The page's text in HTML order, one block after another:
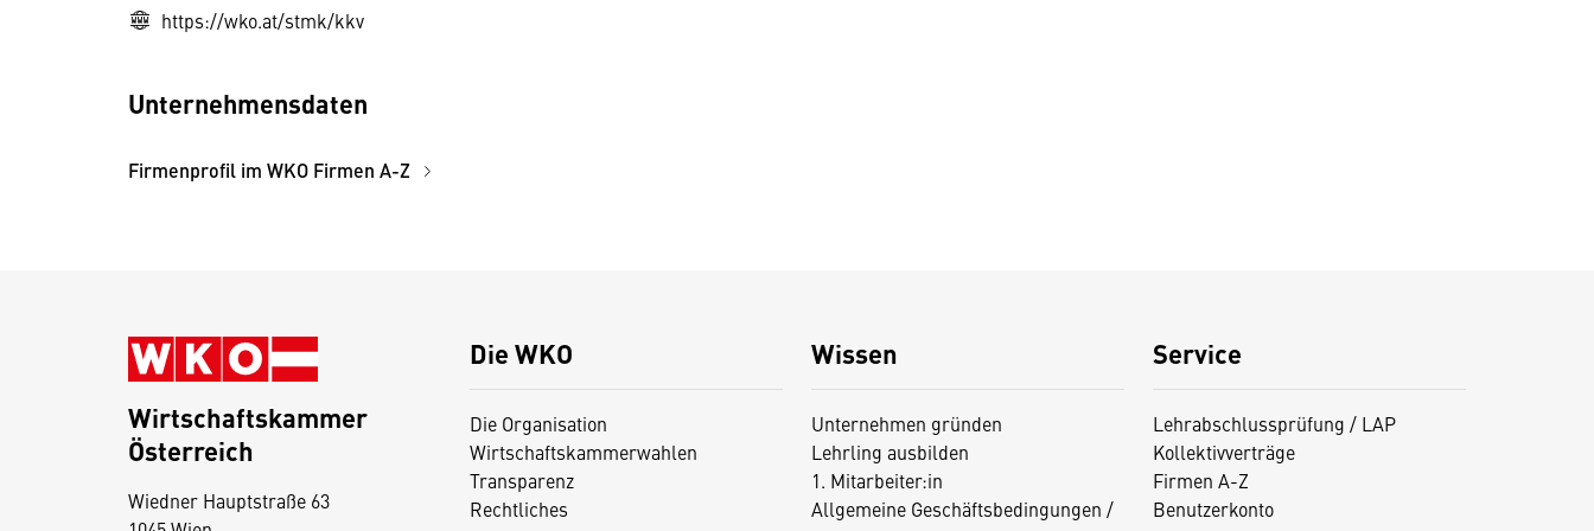
https://wko.at/stmk/kkv
Unternehmensdaten
Firmenprofil im WKO Firmen A-Z
Die WKO
Die Organisation
Wirtschaftskammerwahlen
Transparenz
Rechtliches
Wissen
Unternehmen gründen
Lehrling ausbilden
1. Mitarbeiter:in
Allgemeine Geschäftsbedingungen /
Service
Lehrabschlussprüfung / LAP
Kollektivverträge
Firmen A-Z
Benutzerkonto
Wirtschaftskammer
Österreich
Wiedner Hauptstraße 63